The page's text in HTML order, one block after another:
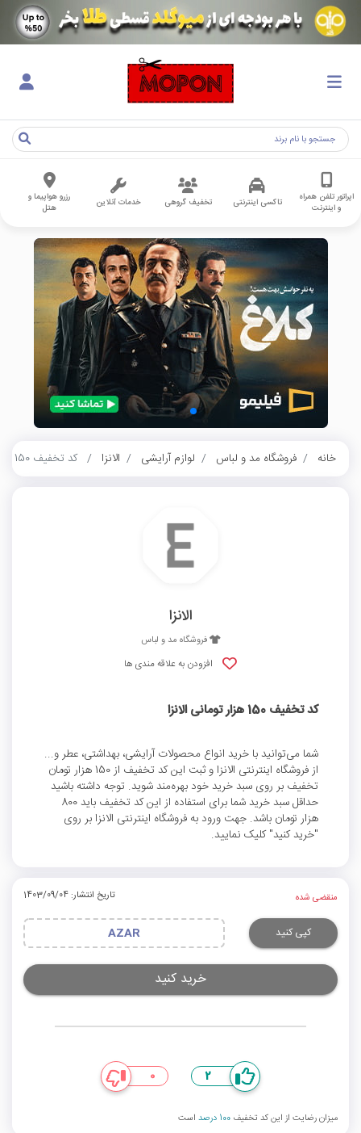
اپراتور تلفن همراه
و اینترنت
تاکسی اینترنتی تخفیف گروهی خدمات آنلاین
رزرو هواپیما و
هتل
خانه فروشگاه مد و لباس لوازم آرایشی الانزا کد تخفیف 150 هزار تومانی الانزا
الانزا
فروشگاه مد و لباس
افزودن به علاقه مندی ها
کد تخفیف 150 هزار تومانی الانزا
شما می‌توانید با خرید انواع محصولات آرایشی، بهداشتی، عطر و...
از فروشگاه اینترنتی الانزا و ثبت این کد تخفیف از 150 هزار تومان
تخفیف بر روی سبد خرید خود بهره‌مند شوید. توجه داشته باشید
حداقل سبد خرید شما برای استفاده از این کد تخفیف باید 800
هزار تومان باشد. جهت ورود به فروشگاه اینترنتی الانزا بر روی
"خرید کنید" کلیک نمایید.
منقضی شده تاریخ انتشار: 1403/09/04
کپی کنید AZAR
خرید کنید
2
0
میزان رضایت از این کد تخفیف 100 درصد است